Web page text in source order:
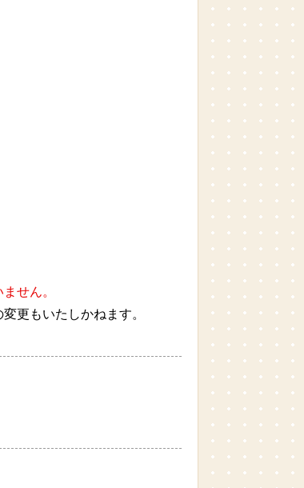
せん。
更もいたしかねます。